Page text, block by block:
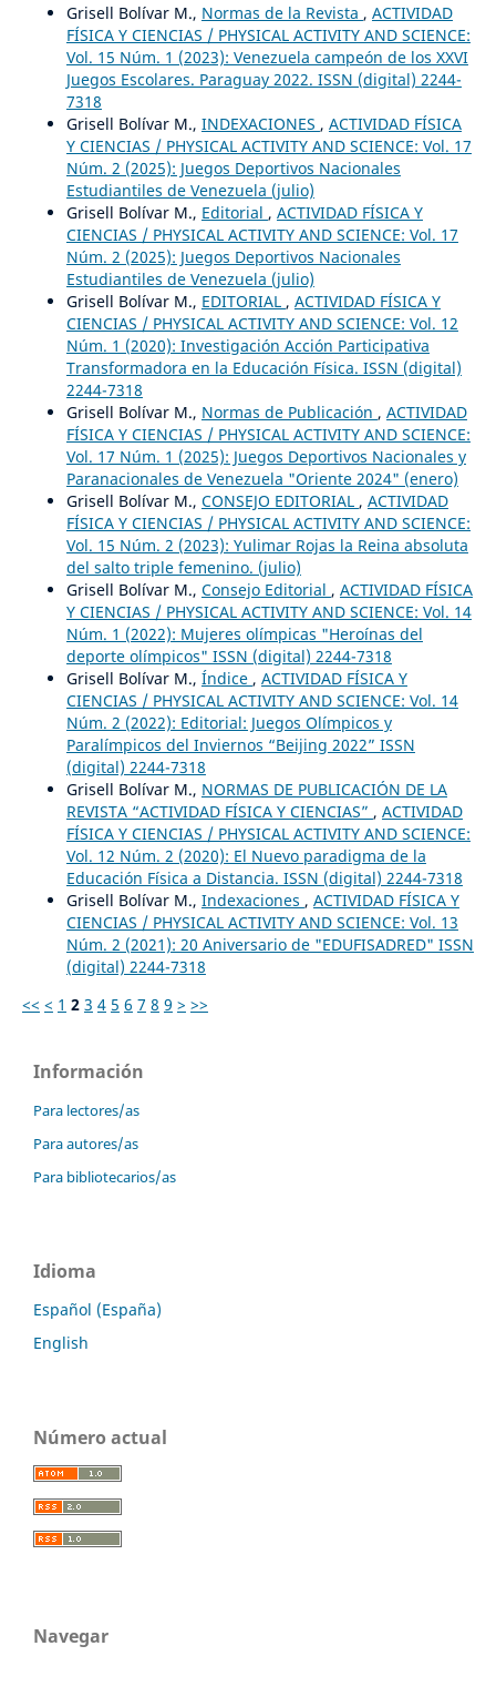
Grisell Bolívar M., Normas de la Revista , ACTIVIDAD
FÍSICA Y CIENCIAS / PHYSICAL ACTIVITY AND SCIENCE:
Vol. 15 Núm. 1 (2023): Venezuela campeón de los XXVI
Juegos Escolares. Paraguay 2022. ISSN (digital) 2244-
7318
Grisell Bolívar M., INDEXACIONES , ACTIVIDAD FÍSICA
Y CIENCIAS / PHYSICAL ACTIVITY AND SCIENCE: Vol. 17
Núm. 2 (2025): Juegos Deportivos Nacionales
Estudiantiles de Venezuela (julio)
Grisell Bolívar M., Editorial , ACTIVIDAD FÍSICA Y
CIENCIAS / PHYSICAL ACTIVITY AND SCIENCE: Vol. 17
Núm. 2 (2025): Juegos Deportivos Nacionales
Estudiantiles de Venezuela (julio)
Grisell Bolívar M., EDITORIAL , ACTIVIDAD FÍSICA Y
CIENCIAS / PHYSICAL ACTIVITY AND SCIENCE: Vol. 12
Núm. 1 (2020): Investigación Acción Participativa
Transformadora en la Educación Física. ISSN (digital)
2244-7318
Grisell Bolívar M., Normas de Publicación , ACTIVIDAD
FÍSICA Y CIENCIAS / PHYSICAL ACTIVITY AND SCIENCE:
Vol. 17 Núm. 1 (2025): Juegos Deportivos Nacionales y
Paranacionales de Venezuela "Oriente 2024" (enero)
Grisell Bolívar M., CONSEJO EDITORIAL , ACTIVIDAD
FÍSICA Y CIENCIAS / PHYSICAL ACTIVITY AND SCIENCE:
Vol. 15 Núm. 2 (2023): Yulimar Rojas la Reina absoluta
del salto triple femenino. (julio)
Grisell Bolívar M., Consejo Editorial , ACTIVIDAD FÍSICA
Y CIENCIAS / PHYSICAL ACTIVITY AND SCIENCE: Vol. 14
Núm. 1 (2022): Mujeres olímpicas "Heroínas del
deporte olímpicos" ISSN (digital) 2244-7318
Grisell Bolívar M., Índice , ACTIVIDAD FÍSICA Y
CIENCIAS / PHYSICAL ACTIVITY AND SCIENCE: Vol. 14
Núm. 2 (2022): Editorial: Juegos Olímpicos y
Paralímpicos del Inviernos “Beijing 2022” ISSN
(digital) 2244-7318
Grisell Bolívar M., NORMAS DE PUBLICACIÓN DE LA
REVISTA “ACTIVIDAD FÍSICA Y CIENCIAS” , ACTIVIDAD
FÍSICA Y CIENCIAS / PHYSICAL ACTIVITY AND SCIENCE:
Vol. 12 Núm. 2 (2020): El Nuevo paradigma de la
Educación Física a Distancia. ISSN (digital) 2244-7318
Grisell Bolívar M., Indexaciones , ACTIVIDAD FÍSICA Y
CIENCIAS / PHYSICAL ACTIVITY AND SCIENCE: Vol. 13
Núm. 2 (2021): 20 Aniversario de "EDUFISADRED" ISSN
(digital) 2244-7318
<< < 1 2 3 4 5 6 7 8 9 > >>
Información
Para lectores/as
Para autores/as
Para bibliotecarios/as
Idioma
Español (España)
English
Número actual
Navegar